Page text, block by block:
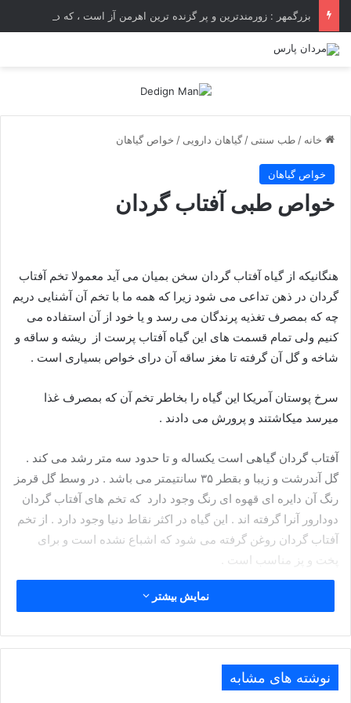
خانه / طب سنتی / گیاهان دارویی / خواص گیاهان
خواص گیاهان
خواص طبی آفتاب گردان
هنگانیکه از گیاه آفتاب گردان سخن بمیان می آید معمولا تخم آفتاب
گردان در ذهن تداعی می شود زیرا که همه ما با تخم آن آشنایی دریم
چه که بمصرف تغذیه پرندگان می رسد و یا خود از آن استفاده می
کنیم ولی تمام قسمت های این گیاه آفتاب پرست از ریشه و ساقه و
شاخه و گل آن گرفته تا مغز ساقه آن درای خواص بسیاری است .
سرخ پوستان آمریکا این گیاه را بخاطر تخم آن که بمصرف غذا
میرسد میکاشتند و پرورش می دادند .
آفتاب گردان گیاهی است یکساله و تا حدود سه متر رشد می کند .
گل آندرشت و زیبا و بقطر ۳۵ سانتیمتر می باشد . در وسط گل قرمز
رنگ آن دایره ای قهوه ای رنگ وجود دارد که تخم های آفتاب گردان
دودارور آنرا گرفته اند . این گیاه در اکثر نقاط دنیا وجود دارد . از تخم
آفتاب گردان روغن گرفته می شود که اشباع نشده است و برای
پخت و پز مناسب است .
تخمه آفتاب بسیار مقوی است درای ۲۴% مواد پروتئینی ، ۴۷% روغن
درای ویتامین های A و B نیز می باشد .
نمایش بیشتر
نوشته های مشابه